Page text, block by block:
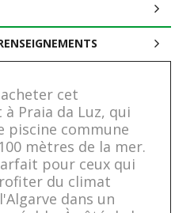
cet
Praia da Luz, qui
piscine commune
mètres de la mer.
pour ceux qui
du climat
dans un